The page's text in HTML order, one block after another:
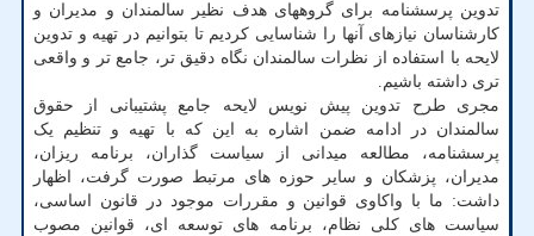
تدوین پرسشنامه برای گروههای هدف نظیر سالمندان و مدیران و
کارشناسان نیازهای آنها را شناسایی کردیم تا بتوانیم در تهیه و تدوین
لایحه با استفاده از نظرات سالمندان نگاه دقیق تر، جامع تر و واقعی
تری داشته باشیم.
مجری طرح تدوین پیش نویس لایحه جامع پشتیبانی از حقوق
سالمندان در ادامه ضمن اشاره به این که با تهیه و تنظیم یک
پرسشنامه، مطالعه میدانی از سیاست گذاران، برنامه ریزان،
مدیران، پزشکان و سایر حوزه های مرتبط صورت گرفت، اظهار
داشت: ما با واکاوی قوانین و مقررات موجود در قانون اساسی،
سیاست های کلی نظام، برنامه های توسعه ای، قوانین مصوب